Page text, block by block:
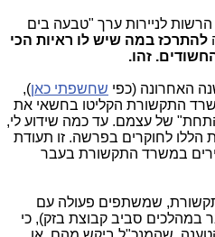
לניירות ערך "טבעה בים
להתרכז במה שיש לו ראיות הכי
זהו.
האחרונה (כפי שחשפתי כאן),
התקשורת הקליטו בחשאי את
של עצמם. עד כמה שידוע לי,
לחוקרים בפרשה. זו תעודת
במשרד התקשורת בעבר
שמשתפים פעולה עם
במהלכים סביב קבוצת בזק), כי